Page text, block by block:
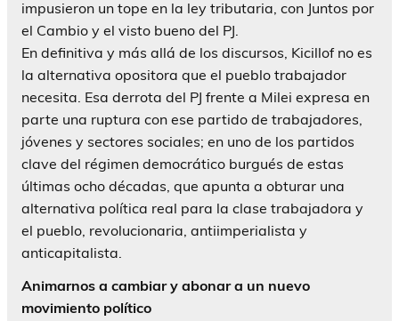
impusieron un tope en la ley tributaria, con Juntos por
el Cambio y el visto bueno del PJ.
En definitiva y más allá de los discursos, Kicillof no es
la alternativa opositora que el pueblo trabajador
necesita. Esa derrota del PJ frente a Milei expresa en
parte una ruptura con ese partido de trabajadores,
jóvenes y sectores sociales; en uno de los partidos
clave del régimen democrático burgués de estas
últimas ocho décadas, que apunta a obturar una
alternativa política real para la clase trabajadora y
el pueblo, revolucionaria, antiimperialista y
anticapitalista.
Animarnos a cambiar y abonar a un nuevo
movimiento político